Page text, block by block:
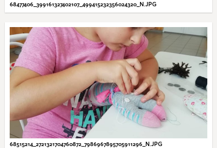
68477406_399161327402107_499415232356024320_N.JPG
68515214_2721321704760872_7986967895705911296_N.JPG